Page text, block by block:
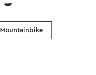
Mountainbike